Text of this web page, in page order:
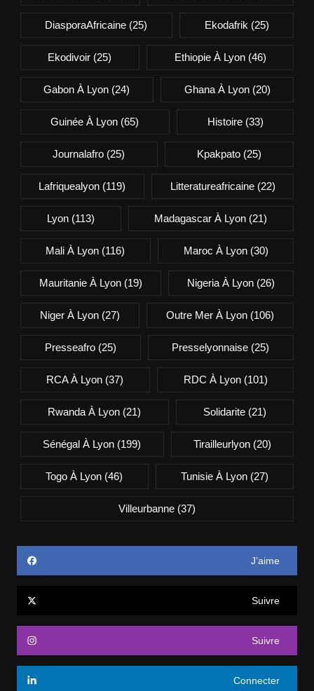
DiasporaAfricaine (25) Ekodafrik (25)
Ekodivoir (25) Ethiopie À Lyon(46)
Gabon À Lyon (24) Ghana À Lyon(20)
Guinée À Lyon (65) Histoire(33)
Journalafro (25) Kpakpato(25)
Lafriquealyon (119) Litteratureafricaine(22)
Lyon(113) Madagascar À Lyon (21)
Mali À Lyon (116) Maroc À Lyon(30)
Mauritanie À Lyon(19) Nigeria À Lyon (26)
Niger À Lyon(27) Outre Mer À Lyon (106)
Presseafro(25) Presselyonnaise (25)
RCA À Lyon (37) RDC À Lyon(101)
Rwanda À Lyon (21) Solidarite(21)
Sénégal À Lyon (199) Tirailleurlyon(20)
Togo À Lyon (46) Tunisie À Lyon(27)
Villeurbanne(37)
J’aime
Suivre
Suivre
Connecter